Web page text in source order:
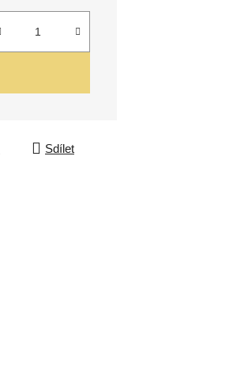
Sdílet